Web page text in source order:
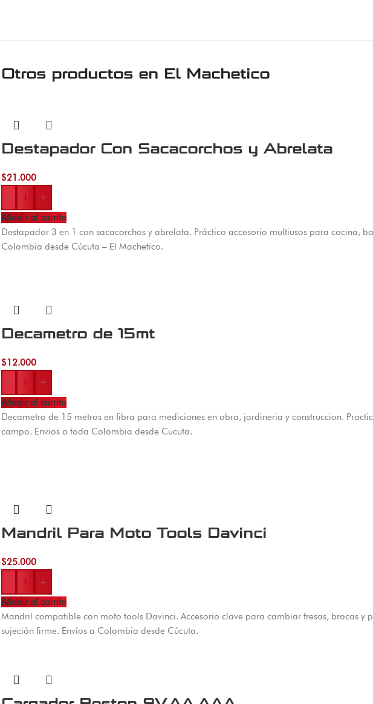
Otros productos en El Machetico
Destapador Con Sacacorchos y Abrelata
$21.000
-
+
Añadir al carrito
Destapador 3 en 1 con sacacorchos y abrelata. Práctico accesorio multiusos para cocina,
Colombia desde Cúcuta – El Machetico.
Decametro de 15mt
$12.000
-
+
Añadir al carrito
Decametro de 15 metros en fibra para mediciones en obra, jardineria y construccion.
campo. Envios a toda Colombia desde Cucuta.
Mandril Para Moto Tools Davinci
$25.000
-
+
Añadir al carrito
Mandril compatible con moto tools Davinci. Accesorio clave para cambiar fresas, brocas y
sujeción firme. Envíos a Colombia desde Cúcuta.